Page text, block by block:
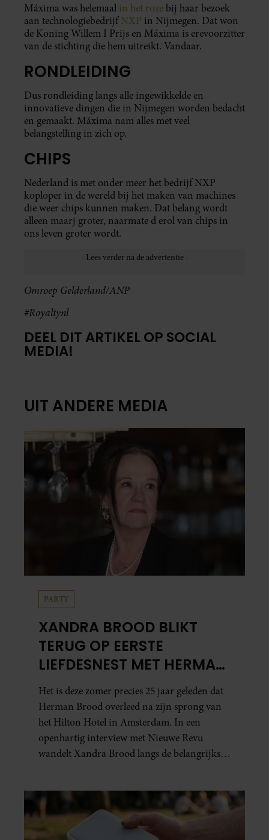
Máxima was helemaal in het roze bij haar bezoek
aan technologiebedrijfNXP in Nijmegen. Dat won
de Koning Willem I Prijs en Máxima is erevoorzitter
van de stichting die hem uitreikt. Vandaar.
RONDLEIDING
Dus rondleiding langs alle ingewikkelde en
innovatieve dingen die in Nijmegen worden bedacht
en gemaakt. Máxima nam alles met veel
belangstelling in zich op.
CHIPS
Nederland is met onder meer het bedrijf NXP
koploper in de wereld bij het maken van machines
die weer chips kunnen maken. Dat belang wordt
alleen maarj groter, naarmate d erol van chips in
ons leven groter wordt.
Omroep Gelderland/ANP
#Royaltynl
DEEL DIT ARTIKEL OP SOCIAL
MEDIA!
UIT ANDERE MEDIA
PARTY
XANDRA BROOD BLIKT
TERUG OP EERSTE
LIEFDESNEST MET HERMAN
BROOD: “HIER IS LOLA
GEBOREN”
Het is deze zomer precies 25 jaar geleden dat
Herman Brood overleed na zijn sprong van
het Hilton Hotel in Amsterdam. In een
openhartig interview met Nieuwe Revu
wandelt Xandra Brood langs de belangrijkste
Leidsedwarsstraat roept een stortvloed aan
herinneringen op. Daar begon hun leven
samen en werd dochter Lola geboren.